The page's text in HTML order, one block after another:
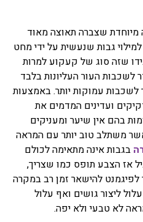
צמחי מרפא זה שם כולל לכל
הצמחים או חלק מצמח העלים,
קליפות, המשמשים כתרופות
צמחיות, פורמולות צמחי
מרפא נמכרות בצורות שונות
בצורה טבעית, מיובשים,
תמציות, טבליות, כמוסות,
אבקות, תה.
פרחי באך
כל השיטות של טיפול
בתמציות פרחים או טיפות
שמהם מושתתת הנחת היסוד
שלכל מחלה קיים המקור
הנפשי וכל שינוי בו חשוב לא
שצברה תאוצה מאוד
גבות שנעשית על ידי מחט
שזה סוג של קעקוע למרות
העור העליונות בלבד
עמוקות יותר. באמצעות
ועדינים המדמים את
בהם אין שיער ומעניקים
משתלב טוב יותר עם המראה
בגבות אינה מתאימה לכולם
אז הצבע תופס כמו שצריך,
להישאר זמן רב במקרה
ליצור גושים ואף עלול
לא טבעי ולא יפה.